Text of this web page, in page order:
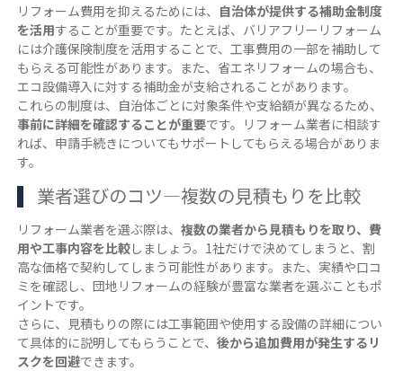
リフォーム費用を抑えるためには、 自治体が提供する補助金制度
を活用することが重要です。たとえば、バリアフリーリフォーム
には介護保険制度を活用することで、工事費用の一部を補助して
もらえる可能性があります。また、省エネリフォームの場合も、
エコ設備導入に対する補助金が支給されることがあります。
これらの制度は、自治体ごとに対象条件や支給額が異なるため、
事前に詳細を確認することが重要です。リフォーム業者に相談す
れば、申請手続きについてもサポートしてもらえる場合がありま
す。
業者選びのコツ―複数の見積もりを比較
リフォーム業者を選ぶ際は、 複数の業者から見積もりを取り、費
用や工事内容を比較しましょう。1社だけで決めてしまうと、割
高な価格で契約してしまう可能性があります。また、実績や口コ
ミを確認し、団地リフォームの経験が豊富な業者を選ぶこともポ
イントです。
さらに、見積もりの際には工事範囲や使用する設備の詳細につい
て具体的に説明してもらうことで、 後から追加費用が発生するリ
スクを回避できます。